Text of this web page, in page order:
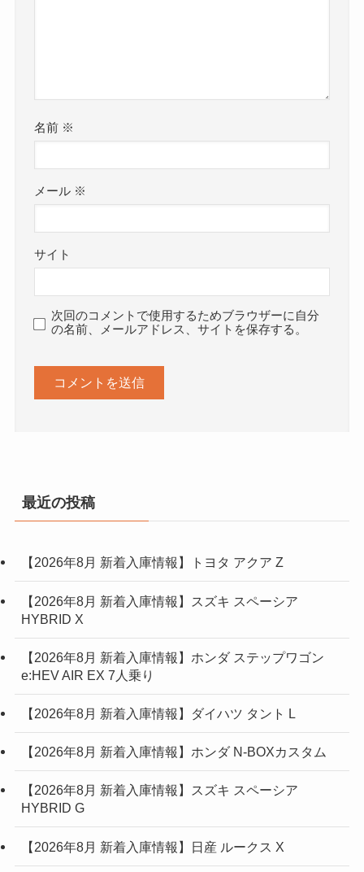
名前 ※
メール ※
サイト
次回のコメントで使用するためブラウザーに自分
の名前、メールアドレス、サイトを保存する。
最近の投稿
【2026年8月 新着入庫情報】トヨタ アクア Z
【2026年8月 新着入庫情報】スズキ スペーシア
HYBRID X
【2026年8月 新着入庫情報】ホンダ ステップワゴン
e:HEV AIR EX 7人乗り
【2026年8月 新着入庫情報】ダイハツ タント L
【2026年8月 新着入庫情報】ホンダ N-BOXカスタム
【2026年8月 新着入庫情報】スズキ スペーシア
HYBRID G
【2026年8月 新着入庫情報】日産 ルークス X